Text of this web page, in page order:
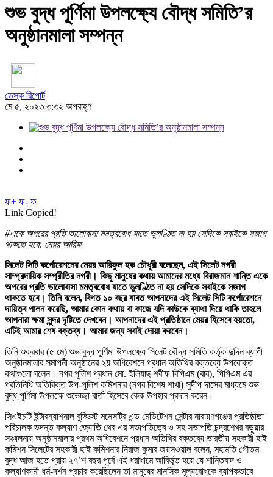
শুভ বুদ্ধ পূর্ণিমা উপলক্ষ্যে বৌদ্ধ সমিতি’র
অনুষ্ঠানমালা সম্পন্ন
ডেস্ক রিপোর্ট
মে ৫, ২০২৩ ৩:৩২ অপরাহ্ণ
ফ+ ফ- ফ
Link Copied!
#একে অপরের প্রতি ভালোবাসা মমত্ববোধ যাতে ভুলণ্ঠিত না হয় সেদিকে সবাইকে সজাগ
থাকতে হবে: মেয়র আরিফ
সিলেট সিটি কর্পোরেশনের মেয়র আরিফুল হক চৌধুরী বলেছেন, এই সিলেট নগরী
সাম্প্রদায়িক সম্প্রীতির নগরী। কিছু মানুষের কথায় আমাদের মধ্যে বিরাজমান শান্তি একে
অপরের প্রতি ভালোবাসা মমত্ববোধ যাতে ভুলণ্ঠিত না হয় সেদিকে সবাইকে সজাগ
থাকতে হবে। তিনি বলেন, বিগত ১০ বছর যাবত আপনাদের এই সিলেট সিটি কর্পোরেশনে
দায়িত্ব পালন করেছি, আমার কোন কথায় বা কাজে যদি কাউকে ব্যাথা দিয়ে থাকি তাহলে
আপনারা ক্ষমা সুন্দর দৃষ্টিতে দেখবেন। আপনাদের এই প্রতিষ্ঠানে মেয়র হিসেবে হয়তো,
এটিই আমার শেষ বক্তব্য। আমার জন্য সবাই দোয়া করবেন।
তিনি শুক্রবার (৫ মে) শুভ বুদ্ধ পূর্ণিমা উপলক্ষ্যে সিলেট বৌদ্ধ সমিতি কর্তৃক দুদিন ব্যাপী
অনুষ্ঠানমালার সমাপনী অনুষ্ঠানের ২য় অধিবেশনে প্রধান অতিথির বক্তব্যে উপরোক্ত
কথাগুলো বলেন। নগর পুলিশ প্রধান মো. ইলিয়াছ শরীফ বিপিএম (বার), পিপিএম এর
প্রতিনিধি অতিরিক্ত উপ-পুলিশ কমিশনার (নগর বিশেষ শাখা) সুদীপ দাসের মাধ্যমে শুভ
বুদ্ধ পূর্ণিমা উপলক্ষে শুভেচ্ছা বার্তা হিসেবে কেক উপহার প্রদান করেন।
সিএইচটি ইন্টারন্যাশনাল বুড্ডিস্ট মনেসট্রি এন্ড মেডিটেশন সেন্টার নারায়ণগঞ্জের প্রতিষ্ঠাতা
পরিচালক ভদন্ত কল্যাণ জ্যোতি থের এর সভাপতিত্বে ও সহ সভাপতি চন্দ্রশেখর বড়ুয়ার
সঞ্চালনায় অনুষ্ঠানমালার প্রথম অধিবেশনে প্রধান অতিথির বক্তব্যে ভারতীয় সহকারী হাই
কমিশন সিলেটের সহকারী হাই কমিশনার নিরাজ কুমার জয়সওয়াল বলেন, মহামতি গৌতম
বুদ্ধ আজ হতে প্রায় ২৭’শ বছর পূর্বে এই ধরাধামে আবির্ভূত হয়ে যে শান্তিবাদ ও
কল্যাণকামী ধর্ম-দর্শন প্রচার করেছিলেন তা মানুষের মানসিক মূল্যবোধকে ব্যাপকভাবে